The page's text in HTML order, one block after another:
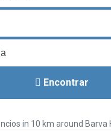
Encontrar
in 10 km around Barva